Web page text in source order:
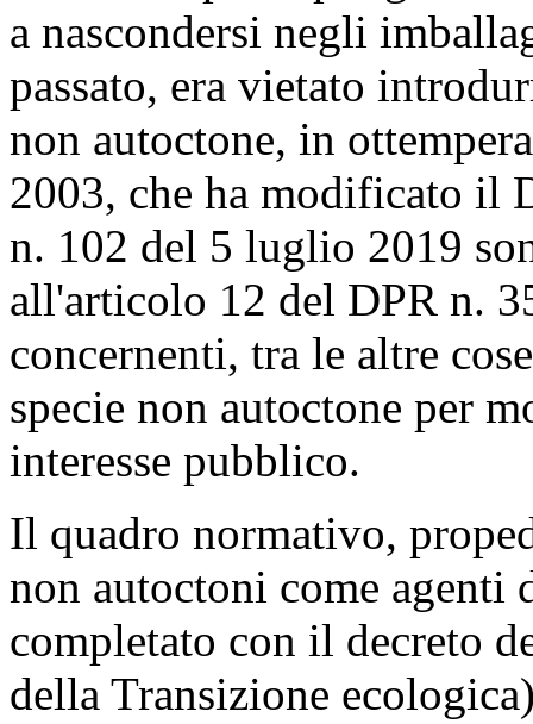
a nascondersi negli
passato, era vietato
non autoctone, in
2003, che ha modificato il
n. 102 del 5 luglio 2019
all'articolo 12 del DPR n.
concernenti, tra le altre
specie non autoctone per
interesse pubblico.
Il quadro normativo,
non autoctoni come
completato con il decreto
della Transizione